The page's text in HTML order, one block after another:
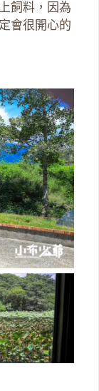
飼料，因為
會很開心的